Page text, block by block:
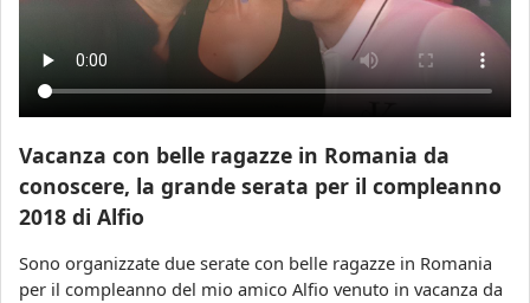
c
o
m
p
e
Vacanza con belle ragazze in Romania da
conoscere, la grande serata per il compleanno
2018 di Alfio
Sono organizzate due serate con belle ragazze in Romania
per il compleanno del mio amico Alfio venuto in vacanza da